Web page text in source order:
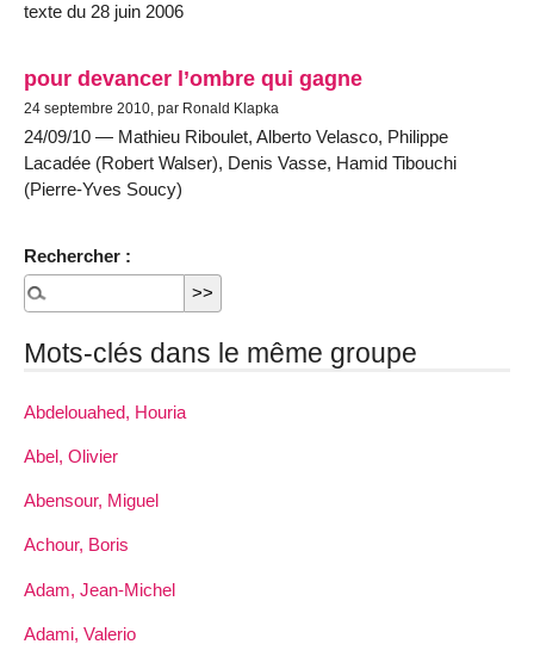
texte du 28 juin 2006
pour devancer l’ombre qui gagne
24 septembre 2010, par Ronald Klapka
24/09/10 — Mathieu Riboulet, Alberto Velasco, Philippe
Lacadée (Robert Walser), Denis Vasse, Hamid Tibouchi
(Pierre-Yves Soucy)
Rechercher :
Mots-clés dans le même groupe
Abdelouahed, Houria
Abel, Olivier
Abensour, Miguel
Achour, Boris
Adam, Jean-Michel
Adami, Valerio